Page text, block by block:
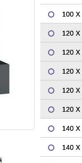
100 Х
120 Х
120 Х
120 Х
120 Х
120 Х
140 Х
140 Х